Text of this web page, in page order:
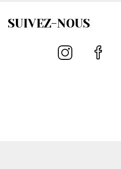
SUIVEZ-NOUS